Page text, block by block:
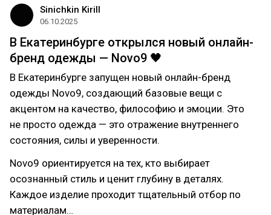
Sinichkin Kirill
06.10.2025
В Екатеринбурге открылся новый онлайн-
бренд одежды — Novo9 🖤
В Екатеринбурге запущен новый онлайн-бренд
одежды Novo9, создающий базовые вещи с
акцентом на качество, философию и эмоции. Это
не просто одежда — это отражение внутреннего
состояния, силы и уверенности.
Novo9 ориентируется на тех, кто выбирает
осознанный стиль и ценит глубину в деталях.
Каждое изделие проходит тщательный отбор по
материалам…